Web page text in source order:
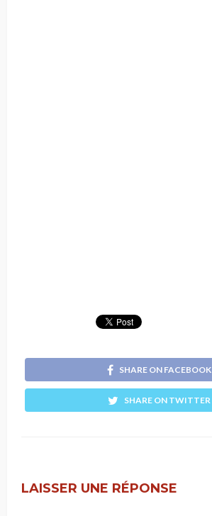
SHARE ON FACEBOOK
SHARE ON TWITTER
LAISSER UNE RÉPONSE